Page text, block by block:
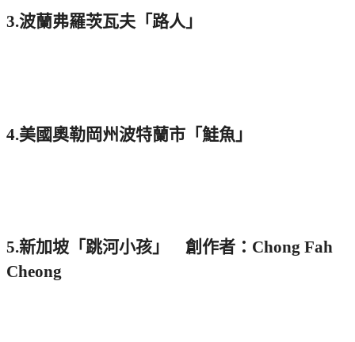
3.波蘭弗羅茨瓦夫「路人」
4.美國奧勒岡州波特蘭市「鮭魚」
5.新加坡「跳河小孩」 創作者：Chong Fah
Cheong